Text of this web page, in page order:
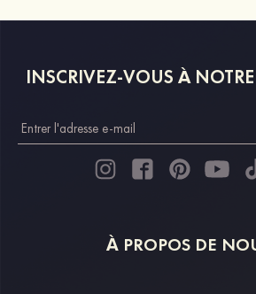
INSCRIVEZ-VOUS À
À PROPOS DE